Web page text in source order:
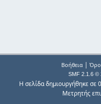
Βοήθεια|
SMF 2.1.6 ©
Η σελίδα δημιουργήθηκε σε
Μετρητής